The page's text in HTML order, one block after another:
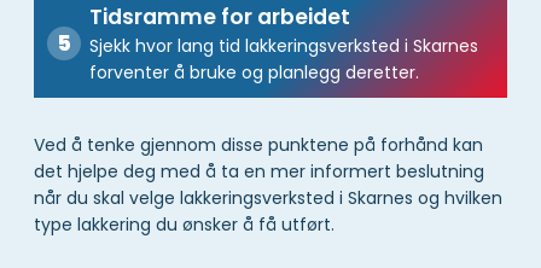
Tidsramme for arbeidet
Sjekk hvor lang tid lakkeringsverksted i Skarnes
forventer å bruke og planlegg deretter.
Ved å tenke gjennom disse punktene på forhånd kan
det hjelpe deg med å ta en mer informert beslutning
når du skal velge lakkeringsverksted i Skarnes og hvilken
type lakkering du ønsker å få utført.